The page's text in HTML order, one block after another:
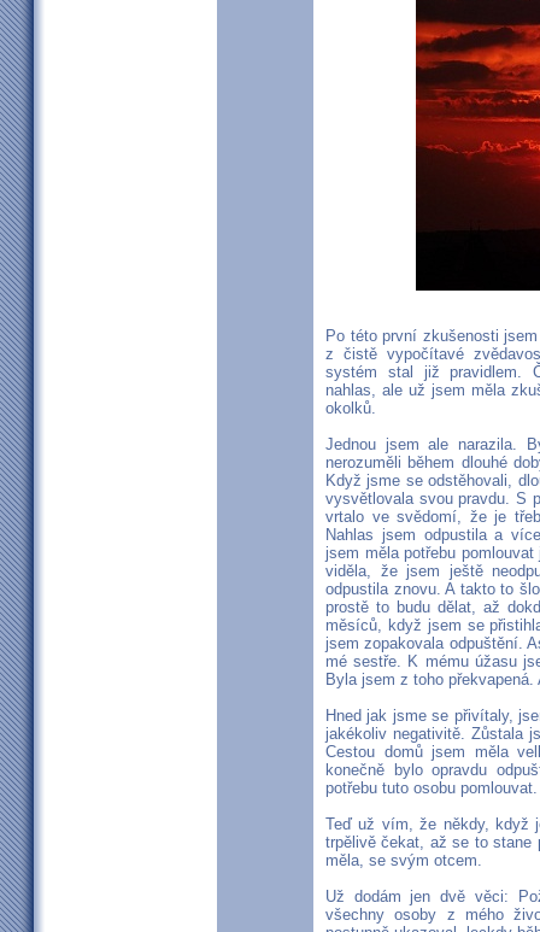
Po této první zkušenosti
z čistě vypočítavé
systém stal již pravidlem.
nahlas, ale už jsem měla
okolků.
Jednou jsem ale narazila.
nerozuměli během dlouhé
Když jsme se odstěhovali,
vysvětlovala svou pravdu. S
vrtalo ve svědomí, že je
Nahlas jsem odpustila a
jsem měla potřebu
viděla, že jsem ještě
odpustila znovu. A takto to
prostě to budu dělat, až
měsíců, když jsem se
jsem zopakovala odpuštění.
mé sestře. K mému úžasu
Byla jsem z toho překvapená.
Hned jak jsme se přivítaly,
jakékoliv negativitě. Zůstala
Cestou domů jsem měla
konečně bylo opravdu
potřebu tuto osobu
Teď už vím, že někdy, když
trpělivě čekat, až se to stane
měla, se svým otcem.
Už dodám jen dvě věci:
všechny osoby z mého